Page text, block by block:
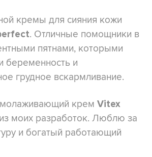
кремы для сияния кожи
. Отличные помощники в
пятнами, которыми
беременность и
грудное вскармливание.
крем Vitex
моих разработок. Люблю за
и богатый работающий